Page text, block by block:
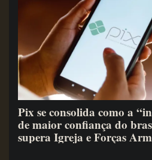
Pix se consolida como a
de maior confiança do
supera Igreja e Forças